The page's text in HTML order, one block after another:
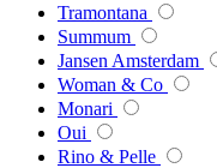
Tramontana
Summum
Jansen Amsterdam
Woman & Co
Monari
Oui
Rino & Pelle